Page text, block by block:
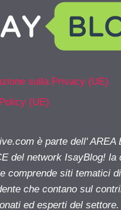
sulla Privacy (UE)
(UE)
è parte dell' AREA
del network IsayBlog! la
comprende siti tematici
che contano sul
ed esperti del settore.